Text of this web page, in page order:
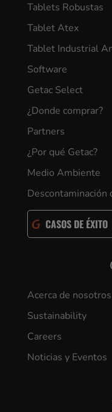
Tablets Robustas
Tablet Atex
Tablet Industrial
Software
Getac Select
¿Donde comprar?
Partners
¿Por qué Getac?
Medio Ambiente
Descontaminación
CASOS DE ÉXITO
Acerca de nosotros
Sustainability
Careers
Noticias y Eventos